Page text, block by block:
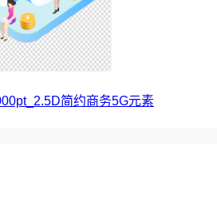
简约商务5G元素